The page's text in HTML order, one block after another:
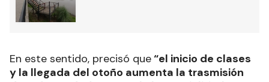
En este sentido, precisó que“el inicio de clases
y la llegada del otoño aumenta la trasmisión